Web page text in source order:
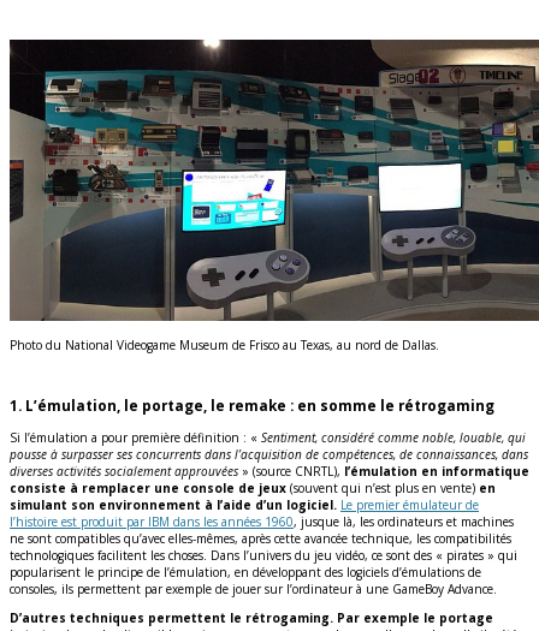
Photo du National Videogame Museum de Frisco au Texas, au nord de Dallas.
1. L’émulation, le portage, le remake : en somme le rétrogaming
Si l’émulation a pour première définition : « Sentiment, considéré comme noble, louable, qui
pousse à surpasser ses concurrents dans l’acquisition de compétences, de connaissances, dans
diverses activités socialement approuvées » (source CNRTL), l’émulation en informatique
consiste à remplacer une console de jeux (souvent qui n’est plus en vente) en
simulant son environnement à l’aide d’un logiciel. Le premier émulateur de
l’histoire est produit par IBM dans les années 1960, jusque là, les ordinateurs et machines
ne sont compatibles qu’avec elles-mêmes, après cette avancée technique, les compatibilités
technologiques facilitent les choses. Dans l’univers du jeu vidéo, ce sont des « pirates » qui
popularisent le principe de l’émulation, en développant des logiciels d’émulations de
consoles, ils permettent par exemple de jouer sur l’ordinateur à une GameBoy Advance.
D’autres techniques permettent le rétrogaming. Par exemple le portage